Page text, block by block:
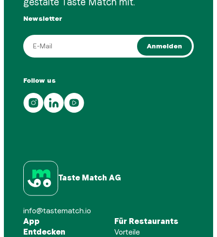
Newsletter
Anmelden
Follow us
Taste Match AG
info@tastematch.io
App
Entdecken
Für Restaurants
Vorteile